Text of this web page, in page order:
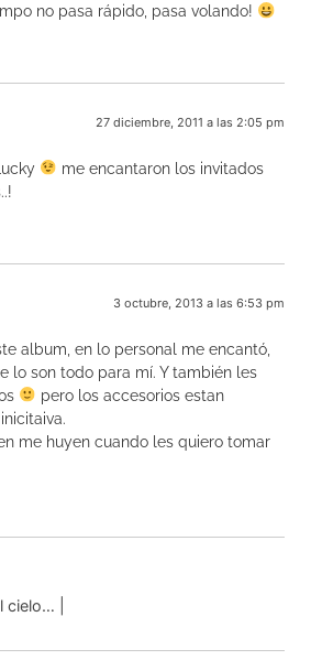
no pasa rápido, pasa volando!
27 diciembre, 2011 a las 2:05 pm
me encantaron los invitados
3 octubre, 2013 a las 6:53 pm
album, en lo personal me encantó,
lo son todo para mí. Y también les
pero los accesorios estan
me huyen cuando les quiero tomar
cielo… |